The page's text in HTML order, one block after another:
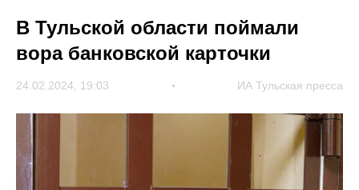
В Тульской области поймали
вора банковской карточки
24.02.2024, 19:03 ИА Тульская пресса